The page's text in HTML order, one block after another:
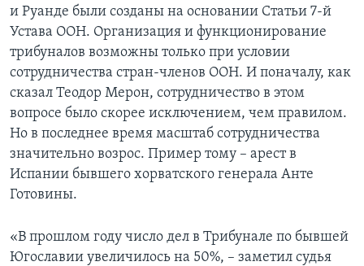
и Руанде были созданы на основании Статьи 7-й
Устава ООН. Организация и функционирование
трибуналов возможны только при условии
сотрудничества стран-членов ООН. И поначалу, как
сказал Теодор Мерон, сотрудничество в этом
вопросе было скорее исключением, чем правилом.
Но в последнее время масштаб сотрудничества
значительно возрос. Пример тому – арест в
Испании бывшего хорватского генерала Анте
Готовины.
«В прошлом году число дел в Трибунале по бывшей
Югославии увеличилось на 50%, – заметил судья